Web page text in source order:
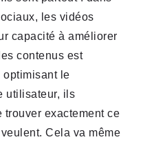
les vidéos
capacité à améliorer
contenus est
optimisant le
utilisateur, ils
trouver exactement ce
Cela va même